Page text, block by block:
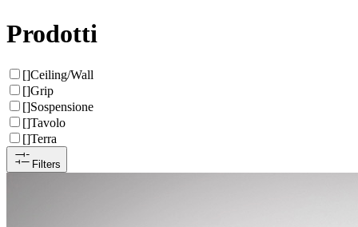
Prodotti
[]Ceiling/Wall
[]Grip
[]Sospensione
[]Tavolo
[]Terra
Filters